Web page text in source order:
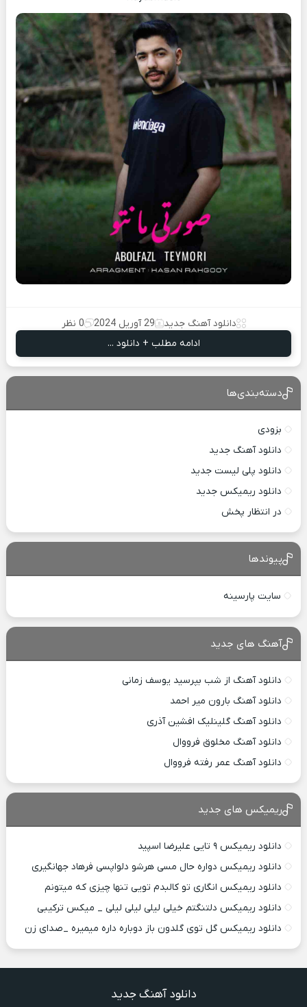
دانلود آهنگ جدید 29 آوریل 2024
0 نظر
ادامه مطلب + دانلود ...
دسته‌بندی‌ها
بزودی
دانلود آهنگ جدید
دانلود پلی لیست جدید
دانلود ریمیکس جدید
در انتظار پخش
پیوندها
سایت پارسینه
آهنگ های جدید
دانلود آهنگ از شب بپرسید یوسف زمانی
دانلود آهنگ بارون میر احمد
دانلود آهنگ گلینلیک افشین آذری
دانلود آهنگ مخلوق فرووال
دانلود آهنگ عمر رفته فرووال
ریمیکس های جدید
دانلود ریمیکس ۹ تایی علیرضا اسپید
دانلود ریمیکس دواره حال مسی هرشو دلواپسی فرهاد جهانگیری
دانلود ریمیکس انگاری تو کالبدم تویی تنها چیزی که میتونم
دانلود ریمیکس دلتنگتم خیلی لیلی لیلی لیلی _ میکس ترکیبی
دانلود ریمیکس گل توی گلدون باز دوباره داره میمیره _صدای زن
دانلود آهنگ جدید